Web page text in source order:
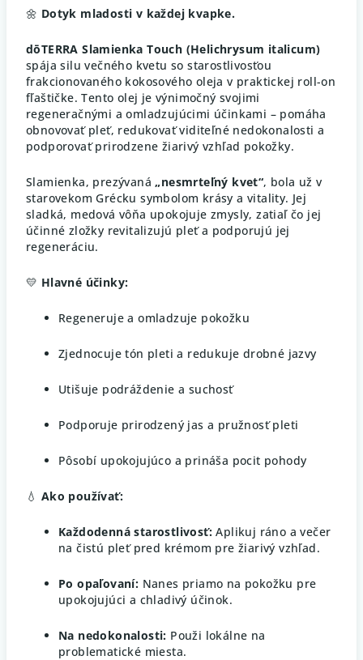
🌼 Dotyk mladosti v každej kvapke.
dōTERRA Slamienka Touch (Helichrysum italicum)
spája silu večného kvetu so starostlivosťou
frakcionovaného kokosového oleja v praktickej roll-on
fľaštičke. Tento olej je výnimočný svojimi
regeneračnými a omladzujúcimi účinkami – pomáha
obnovovať pleť, redukovať viditeľné nedokonalosti a
podporovať prirodzene žiarivý vzhľad pokožky.
Slamienka, prezývaná„nesmrteľný kvet“, bola už v
starovekom Grécku symbolom krásy a vitality. Jej
sladká, medová vôňa upokojuje zmysly, zatiaľ čo jej
účinné zložky revitalizujú pleť a podporujú jej
regeneráciu.
💛 Hlavné účinky:
Regeneruje a omladzuje pokožku
Zjednocuje tón pleti a redukuje drobné jazvy
Utišuje podráždenie a suchosť
Podporuje prirodzený jas a pružnosť pleti
Pôsobí upokojujúco a prináša pocit pohody
💧 Ako používať:
Každodenná starostlivosť: Aplikuj ráno a večer
na čistú pleť pred krémom pre žiarivý vzhľad.
Po opaľovaní: Nanes priamo na pokožku pre
upokojujúci a chladivý účinok.
Na nedokonalosti: Použi lokálne na
problematické miesta.